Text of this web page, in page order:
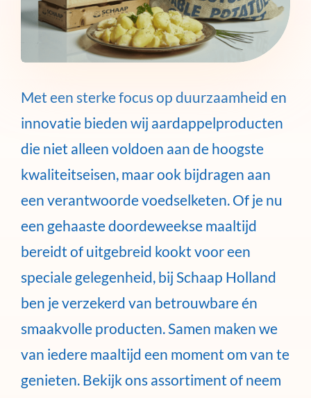
Met een sterke focus op duurzaamheid en
innovatie bieden wij aardappelproducten
die niet alleen voldoen aan de hoogste
kwaliteitseisen, maar ook bijdragen aan
een verantwoorde voedselketen. Of je nu
een gehaaste doordeweekse maaltijd
bereidt of uitgebreid kookt voor een
speciale gelegenheid, bij Schaap Holland
ben je verzekerd van betrouwbare én
smaakvolle producten. Samen maken we
van iedere maaltijd een moment om van te
genieten. Bekijk ons assortiment of neem